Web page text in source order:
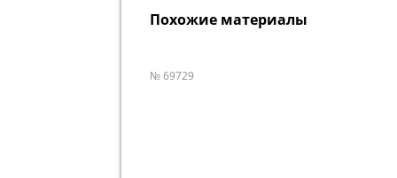
Похожие материалы
№ 69729